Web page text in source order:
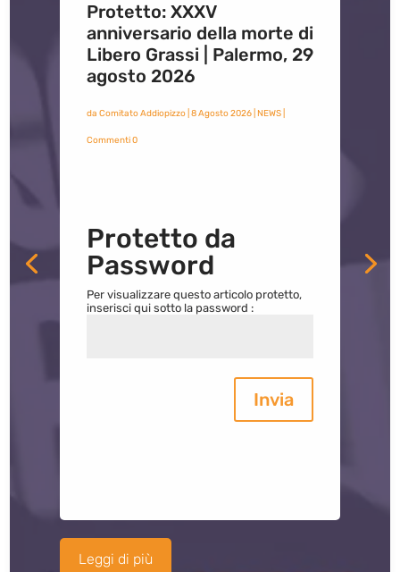
Protetto: XXXV
anniversario della morte di
Libero Grassi | Palermo, 29
agosto 2026
da Comitato Addiopizzo| 8 Agosto 2026| NEWS|
Commenti 0
Protetto da
Password
Per visualizzare questo articolo protetto,
inserisci qui sotto la password :
Invia
Leggi di più